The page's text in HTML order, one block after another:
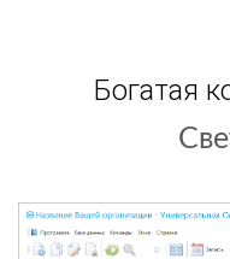
Богатая